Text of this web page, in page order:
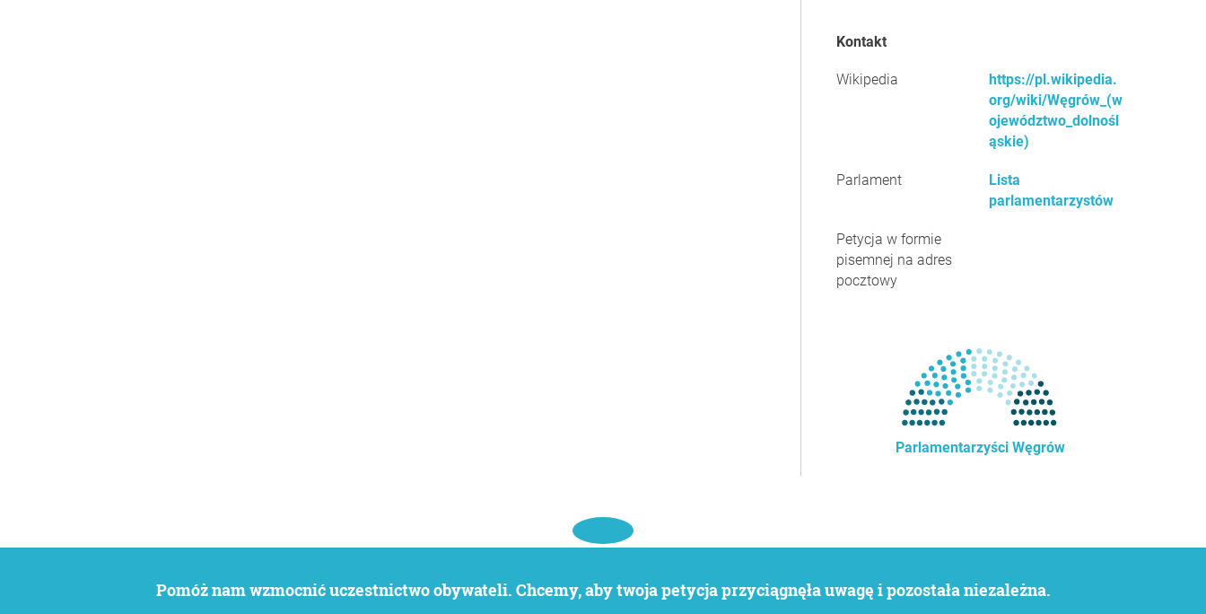
Kontakt
Wikipedia
https://pl.wikipedia.
org/wiki/Węgrów_(w
ojewództwo_dolnośl
ąskie)
Parlament
Lista
parlamentarzystów
Petycja w formie
pisemnej na adres
pocztowy
Parlamentarzyści Węgrów
Pomóż nam wzmocnić uczestnictwo obywateli. Chcemy, aby twoja petycja przyciągnęła uwagę i pozostała niezależna.